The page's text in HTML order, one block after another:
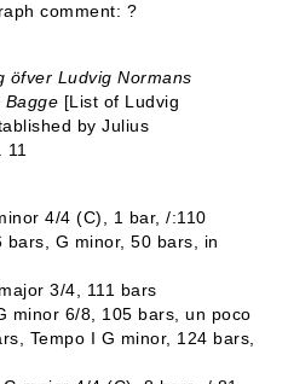
comment: ?
öfver Ludvig Normans
Bagge [List of Ludvig
by Julius
4/4 (C), 1 bar, /:110
G minor, 50 bars, in
3/4, 111 bars
minor 6/8, 105 bars, un poco
Tempo I G minor, 124 bars,